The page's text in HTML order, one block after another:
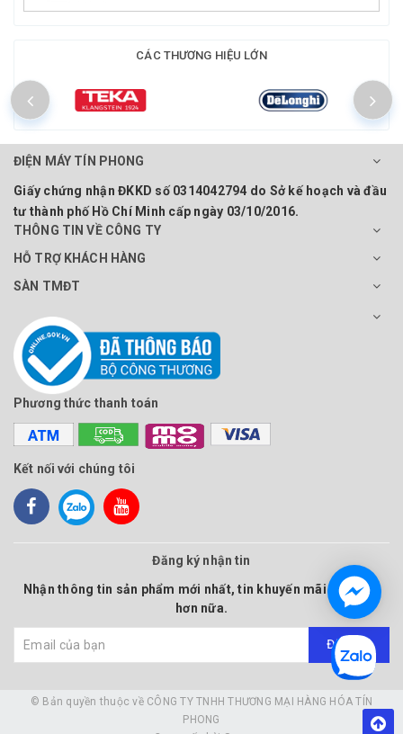
CÁC THƯƠNG HIỆU LỚN
ĐIỆN MÁY TÍN PHONG
Giấy chứng nhận ĐKKD số 0314042794 do Sở kế hoạch và đầu
tư thành phố Hồ Chí Minh cấp ngày 03/10/2016.
THÔNG TIN VỀ CÔNG TY
HỖ TRỢ KHÁCH HÀNG
SÀN TMĐT
Phương thức thanh toán
Kết nối với chúng tôi
Đăng ký nhận tin
Nhận thông tin sản phẩm mới nhất, tin khuyến mãi và nhiều
hơn nữa.
Đăng ký
© Bản quyền thuộc về CÔNG TY TNHH THƯƠNG MẠI HÀNG HÓA TÍN
PHONG